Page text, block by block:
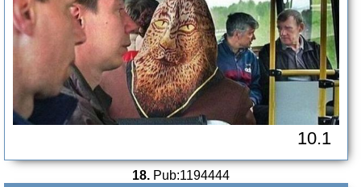
10.1
18.Pub:1194444